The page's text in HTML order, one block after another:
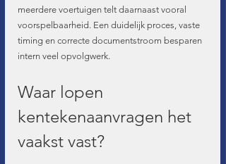
meerdere voertuigen telt daarnaast vooral
voorspelbaarheid. Een duidelijk proces, vaste
timing en correcte documentstroom besparen
intern veel opvolgwerk.
Waar lopen
kentekenaanvragen het
vaakst vast?